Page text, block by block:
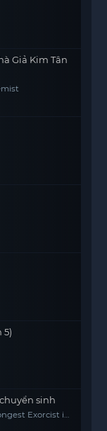
Giả Kim Tân
5)
sinh
Exorcist in